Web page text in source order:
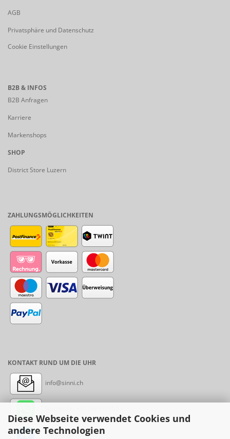
Diese Webseite verwendet Cookies und
andere Technologien
AGB
Privatsphäre und Datenschutz
Cookie Einstellungen
B2B & INFOS
B2B Anfragen
Karriere
Markenshops
SHOP
District Store Luzern
ZAHLUNGSMÖGLICHKEITEN
KONTAKT RUND UM DIE UHR
info@sinni.ch
Messenger: sinni.ch